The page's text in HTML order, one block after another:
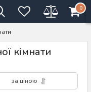
0
кімнати
за ціною